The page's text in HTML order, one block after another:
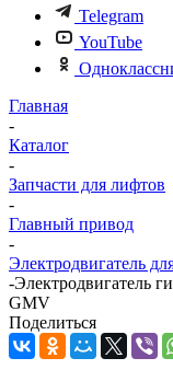
Telegram
YouTube
Главная
-
Каталог
-
Запчасти для лифтов
-
Главный привод
-
Электродвигатель
-Электродвигатель
GMV
Поделиться